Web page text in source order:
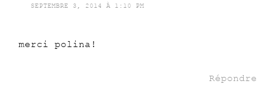
SEPTEMBRE 3, 2014 À 1:10 PM
merci polina!
Répondre